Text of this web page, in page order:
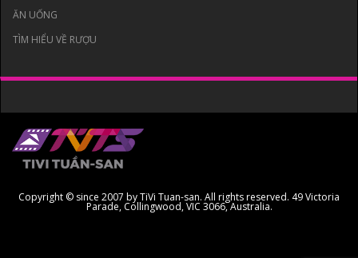
ĂN UỐNG
TÌM HIỂU VỀ RƯỢU
Copyright © since 2007 by TiVi Tuan-san. All rights reserved. 49 Victoria
Parade, Collingwood, VIC 3066, Australia.